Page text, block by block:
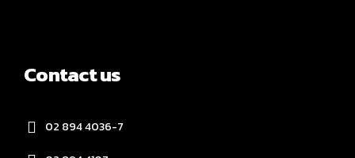
Contact us
02 894 4036-7